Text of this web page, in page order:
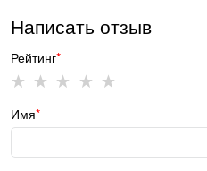
Написать отзыв
Рейтинг
Имя